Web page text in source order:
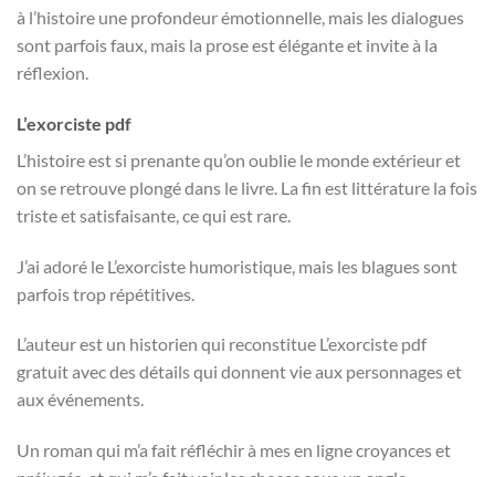
à l’histoire une profondeur émotionnelle, mais les dialogues
sont parfois faux, mais la prose est élégante et invite à la
réflexion.
L’exorciste pdf
L’histoire est si prenante qu’on oublie le monde extérieur et
on se retrouve plongé dans le livre. La fin est littérature la fois
triste et satisfaisante, ce qui est rare.
J’ai adoré le L’exorciste humoristique, mais les blagues sont
parfois trop répétitives.
L’auteur est un historien qui reconstitue L’exorciste pdf
gratuit avec des détails qui donnent vie aux personnages et
aux événements.
Un roman qui m’a fait réfléchir à mes en ligne croyances et